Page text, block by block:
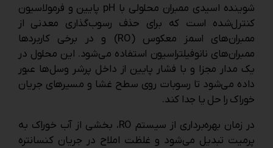
شوینده اسیدی ممبران محلولی با pH پایین و فرمولاسیون
کنترل‌شده است که برای حذف رسوب‌گذاری معدنی از
ممبران‌های اسمز معکوس (RO) و در برخی کاربردها
ممبران‌های نانوفیلتراسیون استفاده می‌شود. این محلول در
یک مدار مجزا و با فشار پایین از داخل پرشر وسل‌ها عبور
داده می‌شود تا رسوبات روی سطح غشا و مسیرهای جریان
خوراک را حل یا جدا کند.
در زمان بهره‌برداری از سیستم RO، بخشی از آب خوراک به
پرمیت تبدیل می‌شود و غلظت املاح در جریان کنسانتره